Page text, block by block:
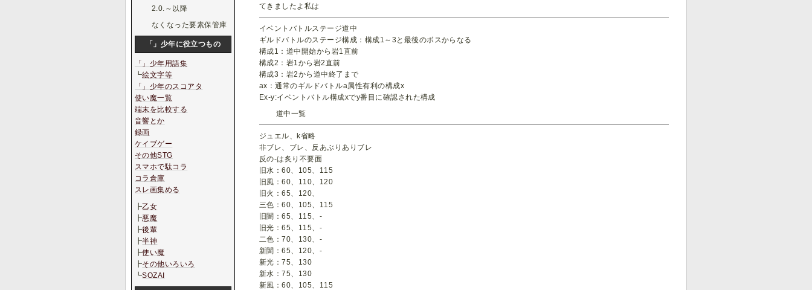
てきましたよ私は
イベントバトルステージ道中
ギルドバトルのステージ構成：構成1～3と最後のボスからなる
構成1：道中開始から岩1直前
構成2：岩1から岩2直前
構成3：岩2から道中終了まで
ax：通常のギルドバトルa属性有利の構成x
Ex-y:イベントバトル構成xでy番目に確認された構成
道中一覧
ジュエル、k省略
非ブレ、ブレ、反あぶりありブレ
反の-は炙り不要面
旧水：60、105、115
旧風：60、110、120
旧火：65、120、
三色：60、105、115
旧闇：65、115、-
旧光：65、115、-
二色：70、130、-
新闇：65、120、-
新光：75、130
新水：75、130
新風：60、105、115
2.0.～以降
なくなった要素保管庫
「」少年に役立つもの
「」少年用語集
┗絵文字等
「」少年のスコアタ
使い魔一覧
端末を比較する
音響とか
録画
ケイブゲー
その他STG
スマホで駄コラ
コラ倉庫
スレ画集める
┣乙女
┣悪魔
┣後輩
┣半神
┣使い魔
┣その他いろいろ
┗SOZAI